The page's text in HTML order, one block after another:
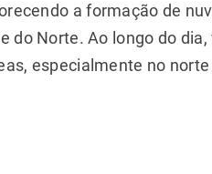
a formação de
do Norte. Ao longo do
especialmente no